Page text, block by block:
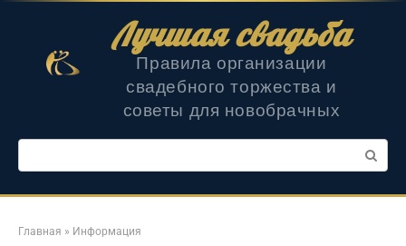
Лучшая свадьба
Правила организации
свадебного торжества и
советы для новобрачных
Поиск:
Главная » Информация